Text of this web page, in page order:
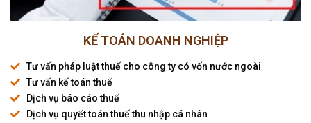
KẾ TOÁN DOANH NGHIỆP
Tư vấn pháp luật thuế cho công ty có vốn nước ngoài
Tư vấn kế toán thuế
Dịch vụ báo cáo thuế
Dịch vụ quyết toán thuế thu nhập cá nhân